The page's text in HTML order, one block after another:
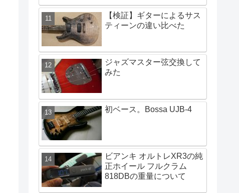
【検証】ギターによるサス
ティーンの違い比べた
ジャズマスター弦交換して
みた
初ベース。Bossa UJB-4
ビアンキ オルトレXR3の純
正ホイール フルクラム
818DBの重量について